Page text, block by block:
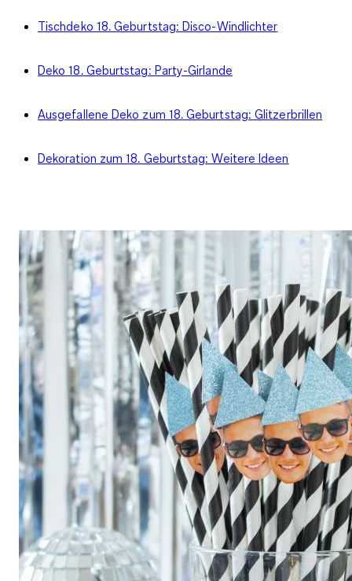
Tischdeko 18. Geburtstag: Disco-Windlichter
Deko 18. Geburtstag: Party-Girlande
Ausgefallene Deko zum 18. Geburtstag: Glitzerbrillen
Dekoration zum 18. Geburtstag: Weitere Ideen